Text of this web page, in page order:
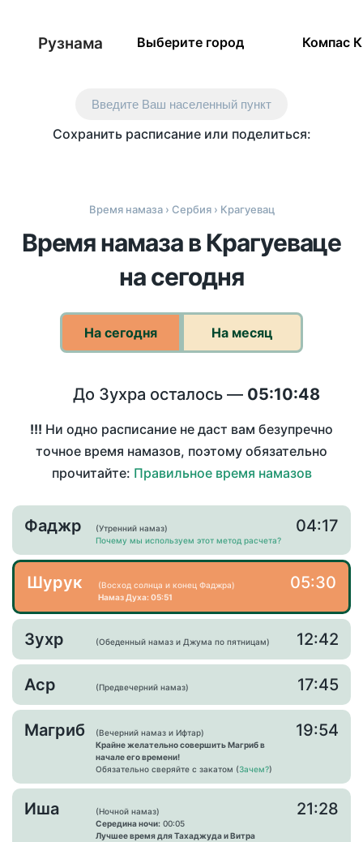
Рузнама Выберите город Компас
Введите Ваш населенный пункт
Сохранить расписание или поделиться:
Время намаза› Сербия› Крагуевац
Время намаза в Крагуеваце
на сегодня
На сегодня На месяц
До Зухра осталось — 05:10:48
!!! Ни одно расписание не даст вам безупречно
точное время намазов, поэтому обязательно
прочитайте: Правильное время намазов
Фаджр
(Утренний намаз)
Почему мы используем этот метод расчета?
04:17
Шурук
(Восход солнца и конец Фаджра)
Намаз Духа: 05:51
05:30
Зухр (Обеденный намаз и Джума по пятницам) 12:42
Аср (Предвечерний намаз) 17:45
Магриб
(Вечерний намаз и Ифтар)
Крайне желательно совершить Магриб в
начале его времени!
Обязательно сверяйте с закатом (Зачем?)
19:54
Иша
(Ночной намаз)
Середина ночи: 00:05
Лучшее время для Тахаджуда и Витра
21:28